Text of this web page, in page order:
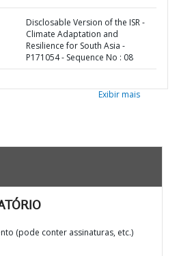
Disclosable Version of the ISR -
Climate Adaptation and
Resilience for South Asia -
P171054 - Sequence No : 08
Exibir mais
(pode conter assinaturas, etc.)